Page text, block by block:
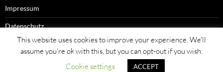
Impressum
Datenschutz
This website uses cookies to improve your experience. We'll
assume you're ok with this, but you can opt-out if you wish.
Cookie settings
ACCEPT